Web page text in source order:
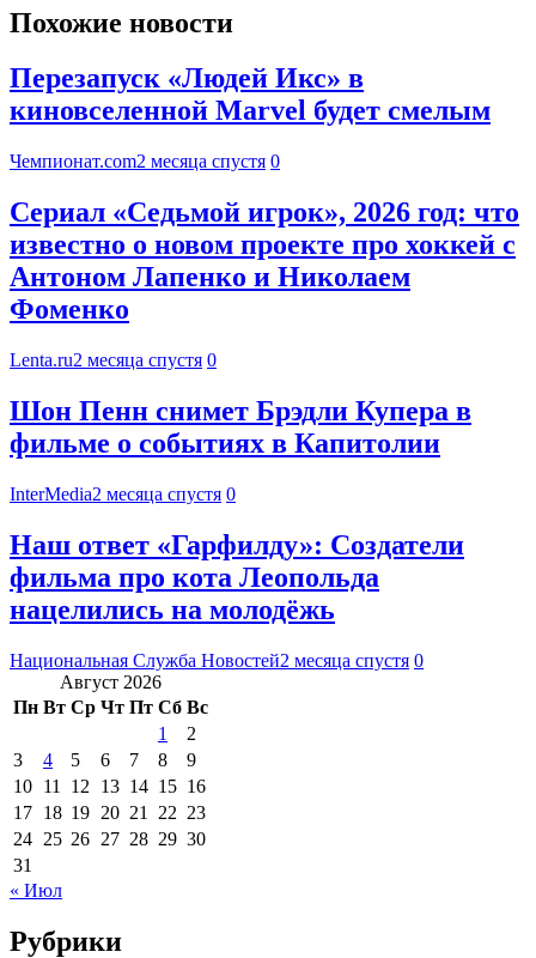
Похожие новости
Перезапуск «Людей Икс» в
киновселенной Marvel будет смелым
Чемпионат.com2 месяца спустя 0
Сериал «Седьмой игрок», 2026 год: что
известно о новом проекте про хоккей с
Антоном Лапенко и Николаем
Фоменко
Lenta.ru2 месяца спустя 0
Шон Пенн снимет Брэдли Купера в
фильме о событиях в Капитолии
InterMedia2 месяца спустя 0
Наш ответ «Гарфилду»: Создатели
фильма про кота Леопольда
нацелились на молодёжь
Национальная Служба Новостей2 месяца спустя 0
Август 2026
Пн Вт Ср Чт Пт Сб Вс
1
2
3
4 5 6 7 8
9
10 11 12 13 14 15 16
17 18 19 20 21 22 23
24 25 26 27 28 29 30
31
« Июл
Рубрики